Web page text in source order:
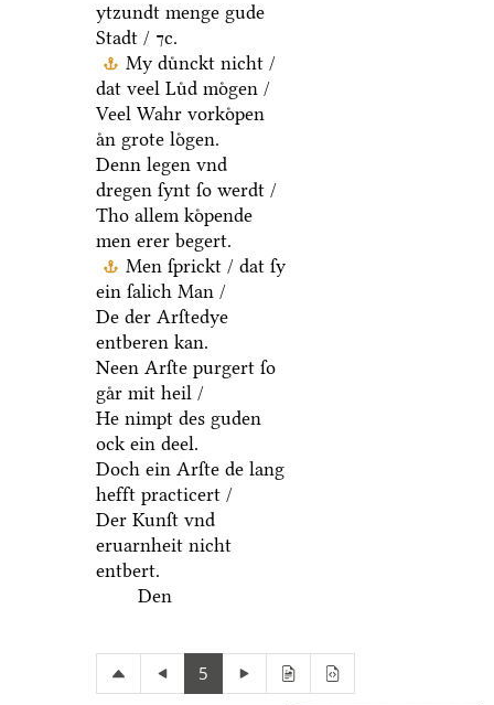
ytzundt menge gude
Stadt / ⁊c.
My duͤnckt nicht /
dat veel Luͤd moͤgen /
Veel Wahr vorkoͤpen
aͤn grote loͤgen.
Denn legen vnd
dregen ſynt ſo werdt /
Tho allem koͤpende
men erer begert.
Men ſprickt / dat ſy
ein ſalich Man /
De der Arſtedye
entberen kan.
Neen Arſte purgert ſo
gaͤr mit heil /
He nimpt des guden
ock ein deel.
Doch ein Arſte de lang
hefft practicert /
Der Kunſt vnd
eruarnheit nicht
entbert.
Den
5